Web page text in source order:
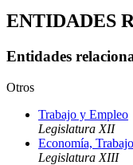
ENTIDADES
Entidades
Otros
Trabajo y Empleo
Legislatura XII
Economía,
Legislatura XIII